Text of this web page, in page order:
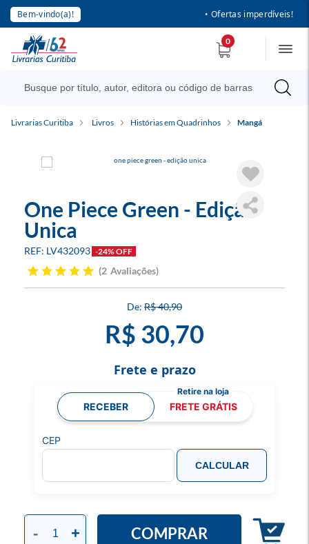
Bem-vindo(a)! • Ofertas imperdíveis!
0
Livrarias Curitiba Livros Histórias em Quadrinhos Mangá
One Piece Green - Edição
Unica
LV432093 -24% OFF
2 Avaliações
R$ 40,90
R$ 30,70
- + COMPRAR
Frete e prazo
RECEBER FRETE GRÁTIS
CEP
CALCULAR